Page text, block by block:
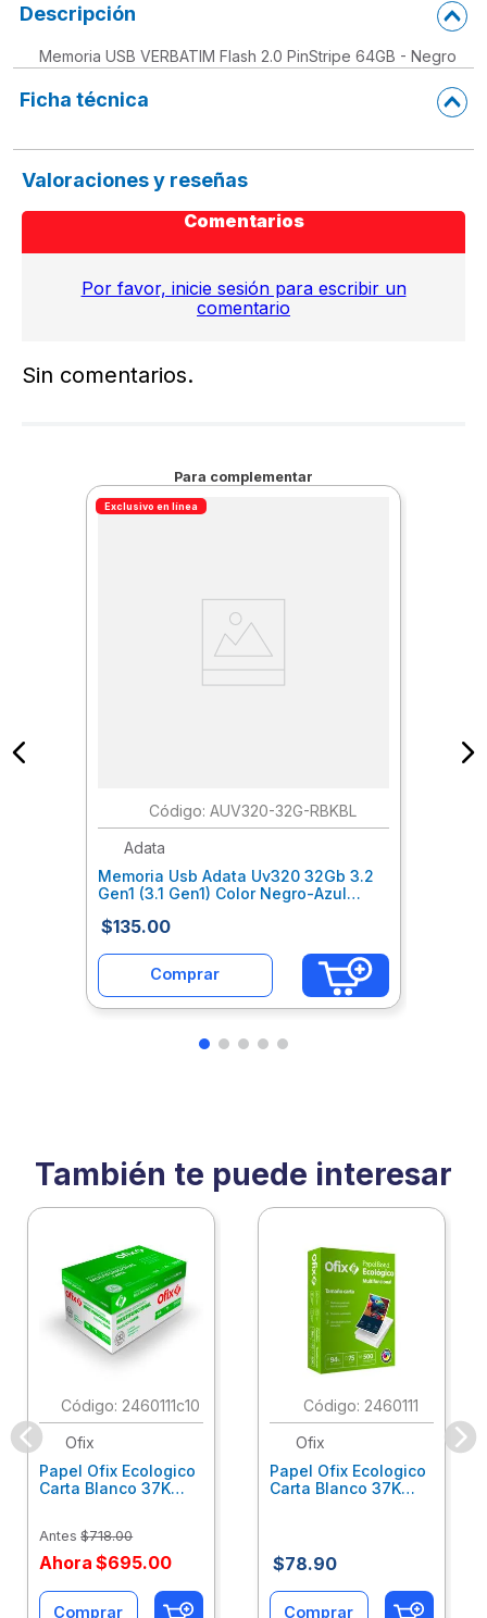
Descripción
Memoria USB VERBATIM Flash 2.0 PinStripe 64GB - Negro
Ficha técnica
Valoraciones y reseñas
Comentarios
Por favor, inicie sesión para escribir un
comentario
Sin comentarios.
Para complementar
Exclusivo en línea
: AUV320-32G-RBKBL
Adata
Memoria Usb Adata Uv320 32Gb 3.2
Gen1 (3.1 Gen1) Color Negro-Azul
$135.00
Comprar
También te puede interesar
: 2460111c10
Ofix
Papel Ofix Ecologico
Carta Blanco 37K
Antes $718.00
Ahora $695.00
Comprar
: 2460111
Ofix
Papel Ofix Ecologico
Carta Blanco 37K
$78.90
Comprar